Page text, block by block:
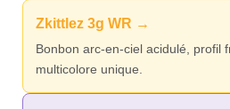
Zkittlez 3g WR →
Bonbon arc-en-ciel acidulé, profil
multicolore unique.